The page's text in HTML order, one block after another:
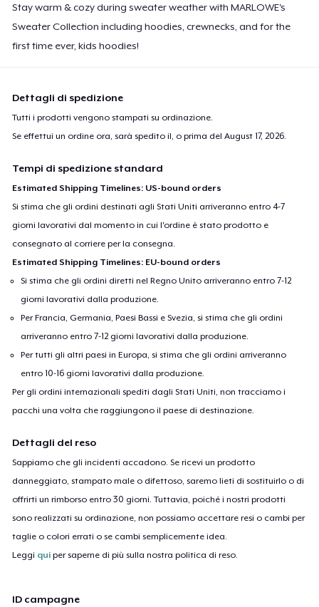
Stay warm & cozy during sweater weather with MARLOWE's
Sweater Collection including hoodies, crewnecks, and for the
first time ever, kids hoodies!
Dettagli di spedizione
Tutti i prodotti vengono stampati su ordinazione.
Se effettui un ordine ora, sarà spedito il, o prima delAugust 17, 2026.
Tempi di spedizione standard
Estimated Shipping Timelines: US-bound orders
Si stima che gli ordini destinati agli Stati Uniti arriveranno entro 4-7
giorni lavorativi dal momento in cui l'ordine è stato prodotto e
consegnato al corriere per la consegna.
Estimated Shipping Timelines: EU-bound orders
Si stima che gli ordini diretti nel Regno Unito arriveranno entro 7-12
giorni lavorativi dalla produzione.
Per Francia, Germania, Paesi Bassi e Svezia, si stima che gli ordini
arriveranno entro 7-12 giorni lavorativi dalla produzione.
Per tutti gli altri paesi in Europa, si stima che gli ordini arriveranno
entro 10-16 giorni lavorativi dalla produzione.
Per gli ordini internazionali spediti dagli Stati Uniti, non tracciamo i
pacchi una volta che raggiungono il paese di destinazione.
Dettagli del reso
Sappiamo che gli incidenti accadono. Se ricevi un prodotto
danneggiato, stampato male o difettoso, saremo lieti di sostituirlo o di
offrirti un rimborso entro 30 giorni. Tuttavia, poiché i nostri prodotti
sono realizzati su ordinazione, non possiamo accettare resi o cambi per
taglie o colori errati o se cambi semplicemente idea.
Leggi qui per saperne di più sulla nostra politica di reso.
ID campagne